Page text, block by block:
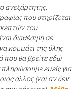
ανεξάρτητης,
που στηρίζεται
του.
διαθέσιμη σε
κομμάτι της ύλης
που θα βρείτε εδώ
εμείς για
άλλος (και αν δεν